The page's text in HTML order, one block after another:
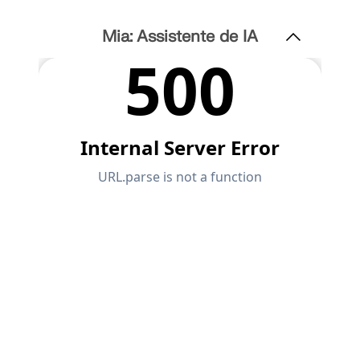
Primeiros passos
Assinaturas e preços
Mia: Assistente de IA